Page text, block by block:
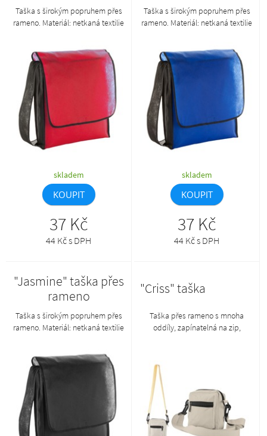
Taška s širokým popruhem přes
rameno. Materiál: netkaná textilie
skladem
KOUPIT
37 Kč
44 Kč s DPH
Taška s širokým popruhem přes
rameno. Materiál: netkaná textilie
skladem
KOUPIT
37 Kč
44 Kč s DPH
"Jasmine" taška přes
rameno
Taška s širokým popruhem přes
rameno. Materiál: netkaná textilie
"Criss" taška
Taška přes rameno s mnoha
oddíly, zapínatelná na zip,